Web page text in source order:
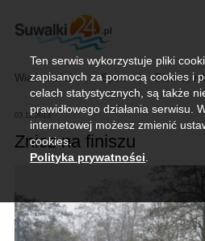
Wiadomości Sport Biznes,
03.11.2013
Znicz na finiszu
Ten serwis wykorzystuje pliki
zapisanych za pomocą cookies i
celach statystycznych, są także
prawidłowego działania serwisu.
internetowej możesz zmienić
cookies.
Polityka prywatności